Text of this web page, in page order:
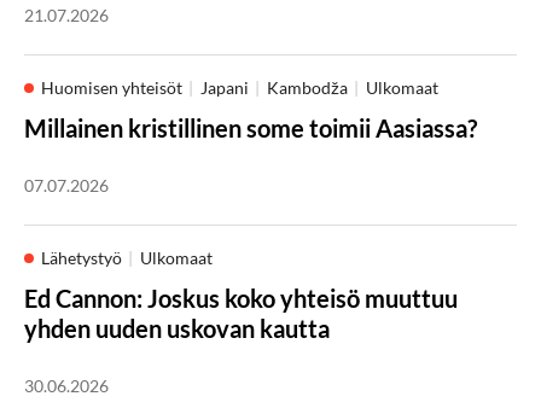
21.07.2026
Huomisen yhteisöt Japani Kambodža Ulkomaat
Millainen kristillinen some toimii Aasiassa?
07.07.2026
Lähetystyö Ulkomaat
Ed Cannon: Joskus koko yhteisö muuttuu
yhden uuden uskovan kautta
30.06.2026